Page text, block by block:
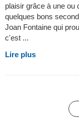
plaisir grâce à une ou
quelques bons
Joan Fontaine qui
c'est ...
Lire plus